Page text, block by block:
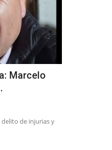
Marcelo
delito de injurias y